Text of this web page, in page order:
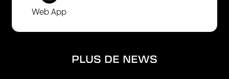
Web App
PLUS DE NEWS